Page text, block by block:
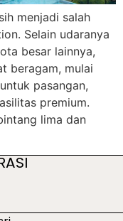
menjadi salah
Selain udaranya
besar lainnya,
beragam, mulai
pasangan,
premium.
lima dan